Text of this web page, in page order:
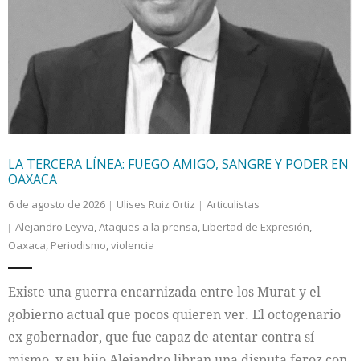
Internacional
Cultura
LA TERCERA LÍNEA: FUEGO AMIGO, SANGRE Y PODER EN
OAXACA
6 de agosto de 2026 Ulises Ruiz Ortiz
Articulistas
Alejandro Leyva,Ataques a la prensa, Libertad de Expresión,
Oaxaca, Periodismo,violencia
Existe una guerra encarnizada entre los Murat y el
gobierno actual que pocos quieren ver. El octogenario
ex gobernador, que fue capaz de atentar contra sí